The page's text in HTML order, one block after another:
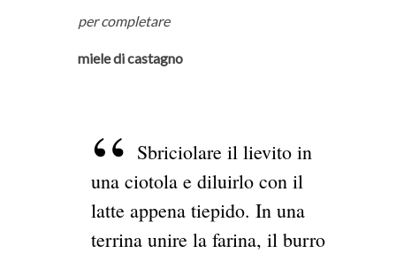
per completare
miele di castagno
Sbriciolare il lievito in
una ciotola e diluirlo con il
latte appena tiepido. In una
terrina unire la farina, il burro